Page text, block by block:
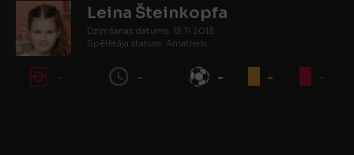
Leina Šteinkopfa
Dzimšanas datums: 13.11.2013.
Spēlētāja statuss: Amatieris
- - - - -